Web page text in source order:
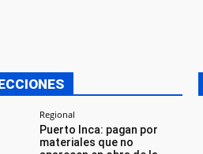
Regional
Puerto Inca: pagan por
materiales que no